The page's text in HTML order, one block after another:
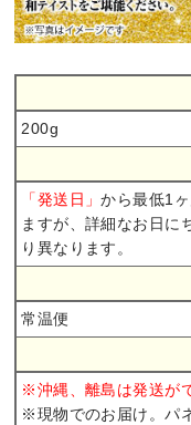
200g
「発送日」から最低1
ますが、詳細なお日に
り異なります。
常温便
※沖縄、離島は発送が
※現物でのお届け。パ